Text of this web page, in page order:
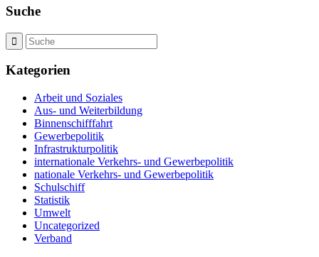
Suche
Kategorien
Arbeit und Soziales
Aus- und Weiterbildung
Binnenschifffahrt
Gewerbepolitik
Infrastrukturpolitik
internationale Verkehrs- und Gewerbepolitik
nationale Verkehrs- und Gewerbepolitik
Schulschiff
Statistik
Umwelt
Uncategorized
Verband